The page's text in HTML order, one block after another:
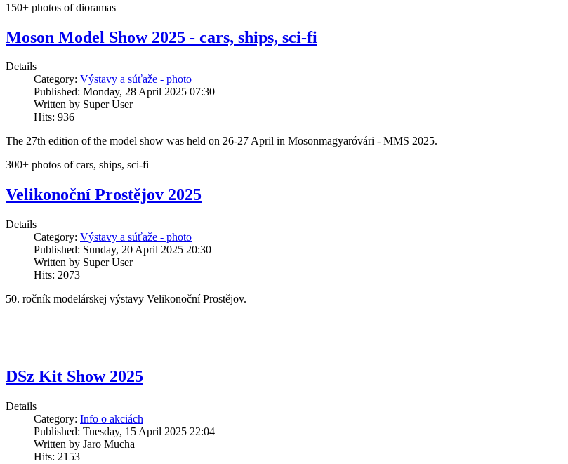
150+ photos of dioramas
Moson Model Show 2025 - cars, ships, sci-fi
Details
Category: Výstavy a súťaže - photo
Published: Monday, 28 April 2025 07:30
Written by Super User
Hits: 936
The 27th edition of the model show was held on 26-27 April in Mosonmagyaróvári - MMS 2025.
300+ photos of cars, ships, sci-fi
Velikonoční Prostějov 2025
Details
Category: Výstavy a súťaže - photo
Published: Sunday, 20 April 2025 20:30
Written by Super User
Hits: 2073
50. ročník modelárskej výstavy Velikonoční Prostějov.
DSz Kit Show 2025
Details
Category: Info o akciách
Published: Tuesday, 15 April 2025 22:04
Written by Jaro Mucha
Hits: 2153